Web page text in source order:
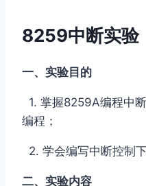
8259中断实验
一、实验目的
1. 掌握8259A编程中
编程；
2. 学会编写中断控制
二、实验内容